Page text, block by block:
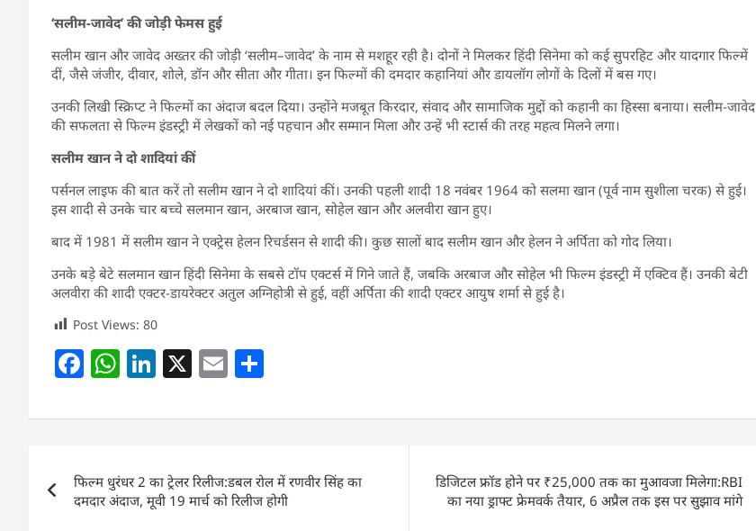
‘सलीम-जावेद’ की जोड़ी फेमस हुई
सलीम खान और जावेद अख्तर की जोड़ी ‘सलीम–जावेद’ के नाम से मशहूर रही है। दोनों ने मिलकर हिंदी सिनेमा को कई सुपरहिट और यादगार फिल्में
दीं, जैसे जंजीर, दीवार, शोले, डॉन और सीता और गीता। इन फिल्मों की दमदार कहानियां और डायलॉग लोगों के दिलों में बस गए।
उनकी लिखी स्क्रिप्ट ने फिल्मों का अंदाज बदल दिया। उन्होंने मजबूत किरदार, संवाद और सामाजिक मुद्दों को कहानी का हिस्सा बनाया। सलीम-जावेद
की सफलता से फिल्म इंडस्ट्री में लेखकों को नई पहचान और सम्मान मिला और उन्हें भी स्टार्स की तरह महत्व मिलने लगा।
सलीम खान ने दो शादियां कीं
पर्सनल लाइफ की बात करें तो सलीम खान ने दो शादियां कीं। उनकी पहली शादी 18 नवंबर 1964 को सलमा खान (पूर्व नाम सुशीला चरक) से हुई।
इस शादी से उनके चार बच्चे सलमान खान, अरबाज खान, सोहेल खान और अलवीरा खान हुए।
बाद में 1981 में सलीम खान ने एक्ट्रेस हेलन रिचर्डसन से शादी की। कुछ सालों बाद सलीम खान और हेलन ने अर्पिता को गोद लिया।
उनके बड़े बेटे सलमान खान हिंदी सिनेमा के सबसे टॉप एक्टर्स में गिने जाते हैं, जबकि अरबाज और सोहेल भी फिल्म इंडस्ट्री में एक्टिव हैं। उनकी बेटी
अलवीरा की शादी एक्टर-डायरेक्टर अतुल अग्निहोत्री से हुई, वहीं अर्पिता की शादी एक्टर आयुष शर्मा से हुई है।
Post Views: 80
F
c
b
o
W
at
A
p
Li
k
dI
n
X E
ai ar
navigation
फिल्म धुरंधर 2 का ट्रेलर रिलीज:डबल रोल में रणवीर सिंह का
दमदार अंदाज, मूवी 19 मार्च को रिलीज होगी
डिजिटल फ्रॉड होने पर ₹25,000 तक का मुआवजा मिलेगा:RBI
का नया ड्राफ्ट फ्रेमवर्क तैयार, 6 अप्रैल तक इस पर सुझाव मांगे